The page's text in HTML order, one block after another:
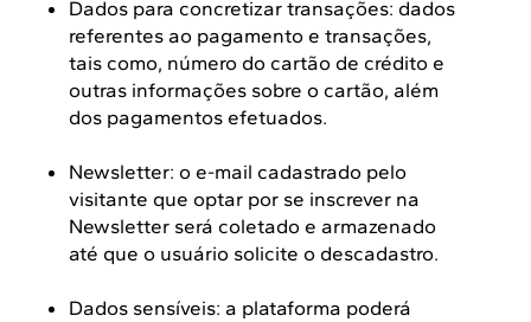
Dados para concretizar transações: dados
referentes ao pagamento e transações,
tais como, número do cartão de crédito e
outras informações sobre o cartão, além
dos pagamentos efetuados.
Newsletter: o e-mail cadastrado pelo
visitante que optar por se inscrever na
Newsletter será coletado e armazenado
até que o usuário solicite o descadastro.
Dados sensíveis: a plataforma poderá